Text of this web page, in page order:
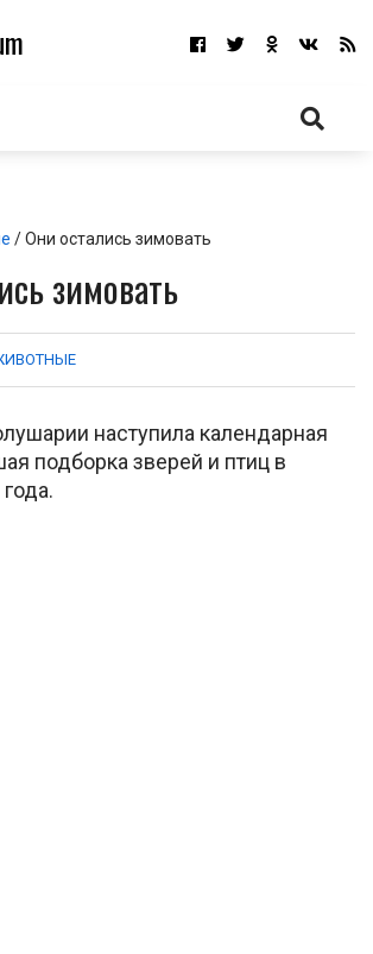
/ Они остались зимовать
зимовать
наступила календарная
подборка зверей и птиц в